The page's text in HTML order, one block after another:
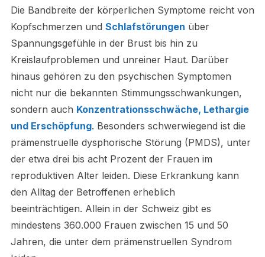
Die Bandbreite der körperlichen Symptome reicht von
Kopfschmerzen und Schlafstörungen über
Spannungsgefühle in der Brust bis hin zu
Kreislaufproblemen und unreiner Haut. Darüber
hinaus gehören zu den psychischen Symptomen
nicht nur die bekannten Stimmungsschwankungen,
sondern auch Konzentrationsschwäche, Lethargie
und Erschöpfung. Besonders schwerwiegend ist die
prämenstruelle dysphorische Störung (PMDS), unter
der etwa drei bis acht Prozent der Frauen im
reproduktiven Alter leiden. Diese Erkrankung kann
den Alltag der Betroffenen erheblich
beeinträchtigen. Allein in der Schweiz gibt es
mindestens 360.000 Frauen zwischen 15 und 50
Jahren, die unter dem prämenstruellen Syndrom